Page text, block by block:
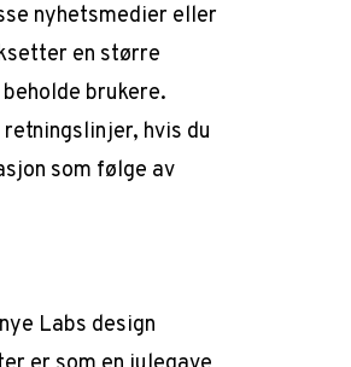
nyhetsmedier eller
en større
brukere.
hvis du
som følge av
Labs design